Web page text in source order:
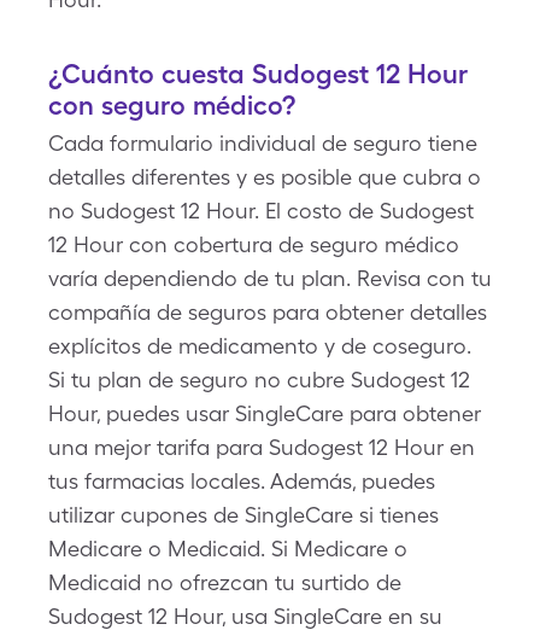
¿Cuánto cuesta Sudogest 12 Hour
con seguro médico?
Cada formulario individual de seguro tiene
detalles diferentes y es posible que cubra o
no Sudogest 12 Hour. El costo de Sudogest
12 Hour con cobertura de seguro médico
varía dependiendo de tu plan. Revisa con tu
compañía de seguros para obtener detalles
explícitos de medicamento y de coseguro.
Si tu plan de seguro no cubre Sudogest 12
Hour, puedes usar SingleCare para obtener
una mejor tarifa para Sudogest 12 Hour en
tus farmacias locales. Además, puedes
utilizar cupones de SingleCare si tienes
Medicare o Medicaid. Si Medicare o
Medicaid no ofrezcan tu surtido de
Sudogest 12 Hour, usa SingleCare en su